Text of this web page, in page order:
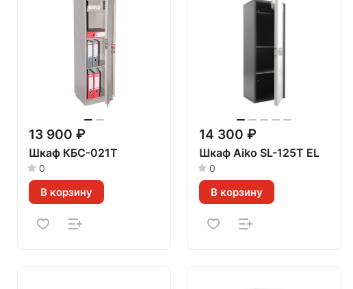
13 900 ₽
Шкаф КБС-021Т
0
В корзину
14 300 ₽
Шкаф Aiko SL-125Т EL
0
В корзину